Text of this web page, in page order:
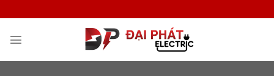
to
content